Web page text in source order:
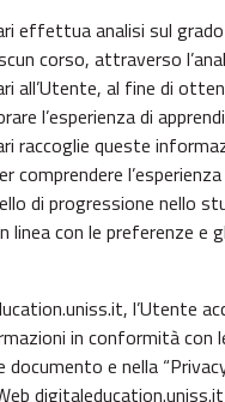
effettua analisi sul
corso, attraverso
all’Utente, al fine di
l’esperienza di
raccoglie queste
comprendere l’esperienza
di progressione nello
linea con le preferenze e
l’Utente
in conformità con
e nella “